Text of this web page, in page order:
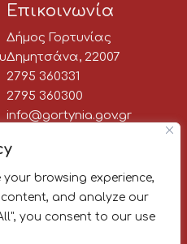
browsing experience,
and analyze our
you consent to our use
Επικοινωνία
Δήμος Γορτυνίας
Δημητσάνα, 22007
2795 360331
2795 360300
info@gortynia.gov.gr
newsletter